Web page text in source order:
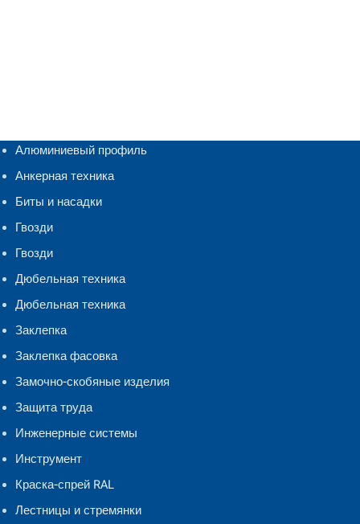
Алюминиевый профиль
Анкерная техника
Биты и насадки
Гвозди
Гвозди
Дюбельная техника
Дюбельная техника
Заклепка
Заклепка фасовка
Замочно-скобяные изделия
Защита труда
Инженерные системы
Инструмент
Краска-спрей RAL
Лестницы и стремянки